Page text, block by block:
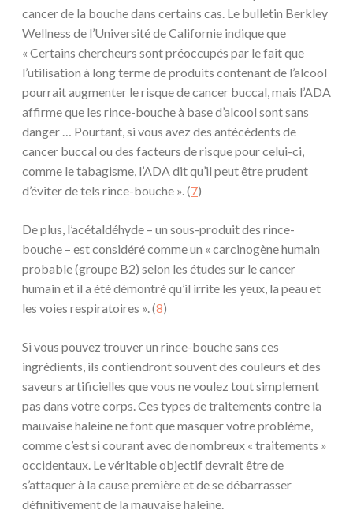
cancer de la bouche dans certains cas. Le bulletin Berkley
Wellness de l’Université de Californie indique que
« Certains chercheurs sont préoccupés par le fait que
l’utilisation à long terme de produits contenant de l’alcool
pourrait augmenter le risque de cancer buccal, mais l’ADA
affirme que les rince-bouche à base d’alcool sont sans
danger … Pourtant, si vous avez des antécédents de
cancer buccal ou des facteurs de risque pour celui-ci,
comme le tabagisme, l’ADA dit qu’il peut être prudent
d’éviter de tels rince-bouche ». (7)
De plus, l’acétaldéhyde – un sous-produit des rince-
bouche – est considéré comme un « carcinogène humain
probable (groupe B2) selon les études sur le cancer
humain et il a été démontré qu’il irrite les yeux, la peau et
les voies respiratoires ». (8)
Si vous pouvez trouver un rince-bouche sans ces
ingrédients, ils contiendront souvent des couleurs et des
saveurs artificielles que vous ne voulez tout simplement
pas dans votre corps. Ces types de traitements contre la
mauvaise haleine ne font que masquer votre problème,
comme c’est si courant avec de nombreux « traitements »
occidentaux. Le véritable objectif devrait être de
s’attaquer à la cause première et de se débarrasser
définitivement de la mauvaise haleine.